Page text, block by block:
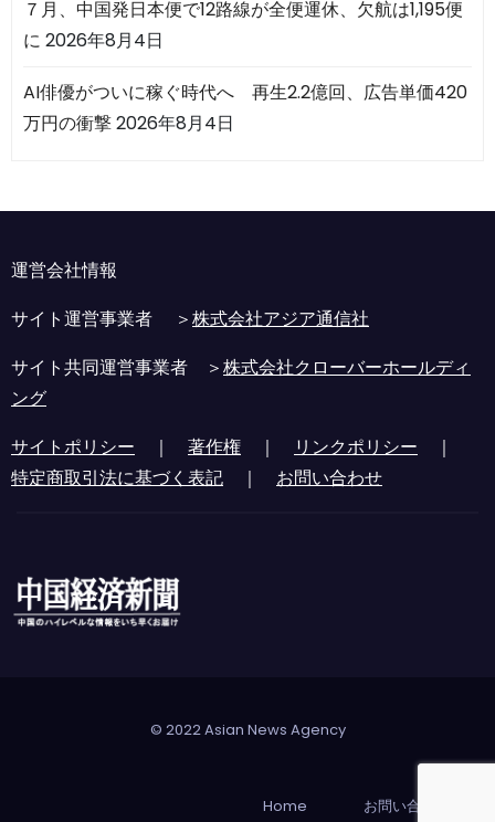
７月、中国発日本便で12路線が全便運休、欠航は1,195便
に 2026年8月4日
AI俳優がついに稼ぐ時代へ 再生2.2億回、広告単価420
万円の衝撃2026年8月4日
運営会社情報
サイト運営事業者 ＞株式会社アジア通信社
サイト共同運営事業者 ＞株式会社クローバーホールディ
ング
サイトポリシー ｜ 著作権 ｜ リンクポリシー ｜
特定商取引法に基づく表記 ｜ お問い合わせ
© 2022 Asian News Agency
Home お問い合わせ